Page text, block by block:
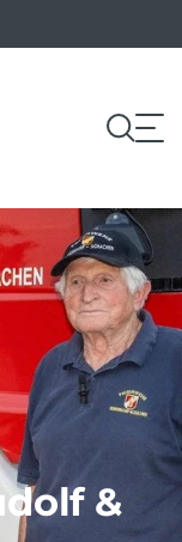
&